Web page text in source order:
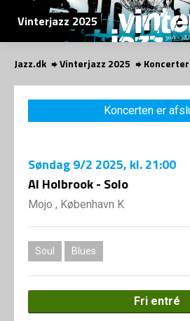
Vinterjazz 2025
Jazz.dk Vinterjazz 2025 Koncerter
Koncerten er
Søndag9/2 2025, kl. 21:00
Al Holbrook - Solo
Mojo , København K
Soul Blues
Fri entré